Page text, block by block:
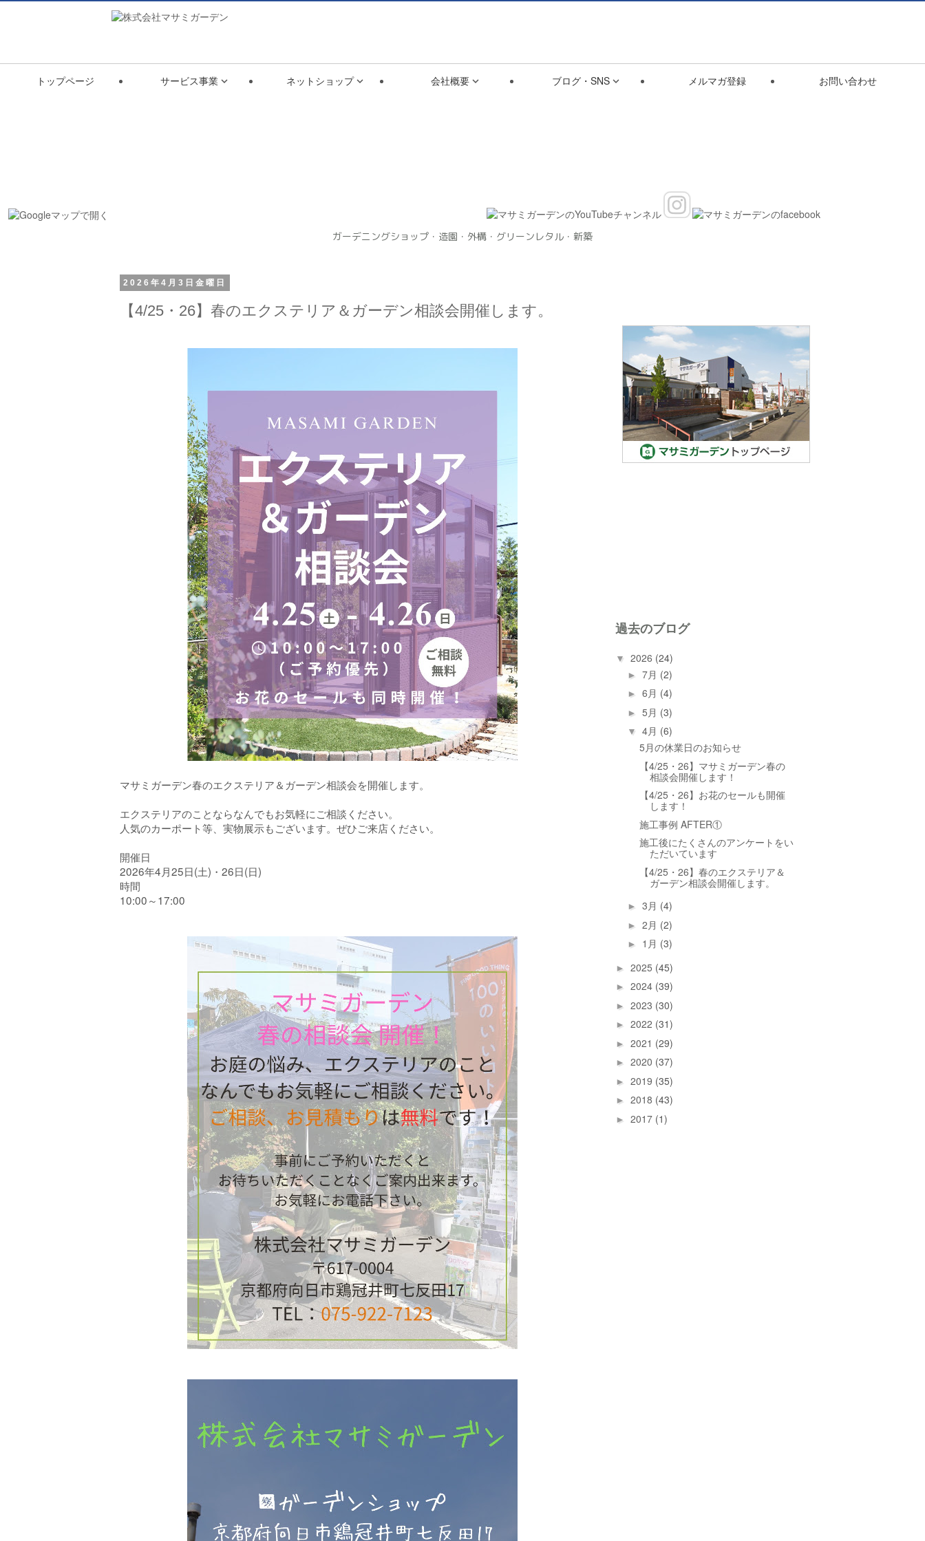
トップページ サービス事業  ネットショップ 会社概要  ブログ・SNS メルマガ登録 お問い合わせ
075-922-7121  075-922-7136
ガーデニングショップ・造園・外構・グリーンレタル・新築
2026年4月3日金曜日
【4/25・26】春のエクステリア＆ガーデン相談会開催します。
マサミガーデン春のエクステリア＆ガーデン相談会を開催します。
エクステリアのことならなんでもお気軽にご相談ください。
人気のカーポート等、実物展示もございます。ぜひご来店ください。
開催日
2026年4月25日(土)・26日(日)
時間
10:00～17:00
過去のブログ
▼ 2026 (24)
► 7月 (2)
► 6月 (4)
► 5月 (3)
▼ 4月 (6)
5月の休業日のお知らせ
【4/25・26】マサミガーデン春の
相談会開催します！
【4/25・26】お花のセールも開催
します！
施工事例 AFTER①
施工後にたくさんのアンケートをい
ただいています
【4/25・26】春のエクステリア＆
ガーデン相談会開催します。
► 3月 (4)
► 2月 (2)
► 1月 (3)
► 2025 (45)
► 2024 (39)
► 2023 (30)
► 2022 (31)
► 2021 (29)
► 2020 (37)
► 2019 (35)
► 2018 (43)
► 2017 (1)